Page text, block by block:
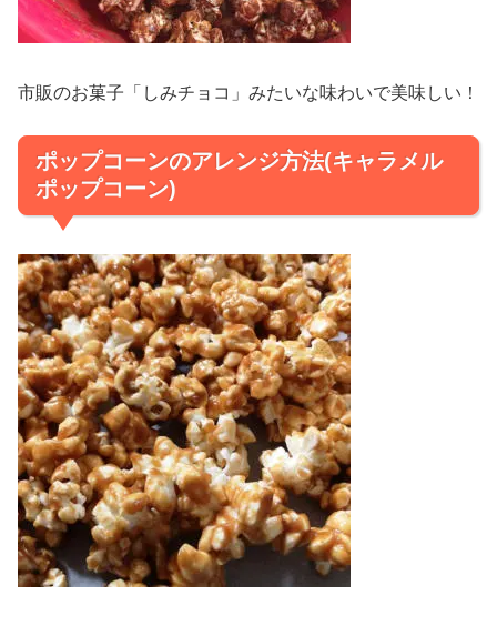
市販のお菓子「しみチョコ」みたいな味わいで美味しい！
ポップコーンのアレンジ方法(キャラメル
ポップコーン)